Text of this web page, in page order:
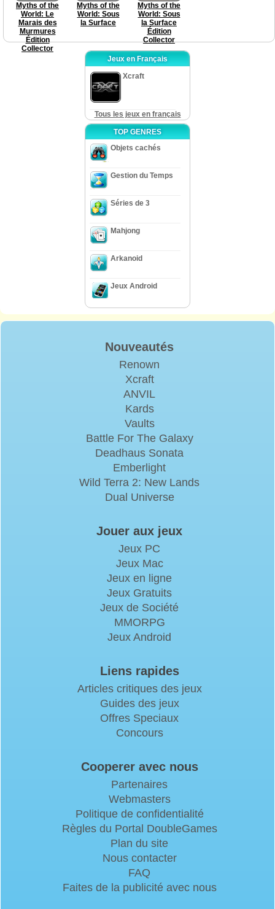
Myths of the
World: Le
Marais des
Murmures
Édition
Collector
Myths of the
World: Sous
la Surface
Myths of the
World: Sous
la Surface
Édition
Collector
Jeux en Français
Xcraft
Tous les jeux en français
TOP GENRES
Objets cachés
Gestion du Temps
Séries de 3
Mahjong
Arkanoid
Jeux Android
Nouveautés
Renown
Xcraft
ANVIL
Kards
Vaults
Battle For The Galaxy
Deadhaus Sonata
Emberlight
Wild Terra 2: New Lands
Dual Universe
Jouer aux jeux
Jeux PC
Jeux Mac
Jeux en ligne
Jeux Gratuits
Jeux de Société
MMORPG
Jeux Android
Liens rapides
Articles critiques des jeux
Guides des jeux
Offres Speciaux
Concours
Cooperer avec nous
Partenaires
Webmasters
Politique de confidentialité
Règles du Portal DoubleGames
Plan du site
Nous contacter
FAQ
Faites de la publicité avec nous